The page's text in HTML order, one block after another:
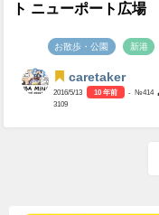
ト ニューポート広場
お散歩・公園 新港
caretaker
2016/5/13 10 年前
- №414
3109